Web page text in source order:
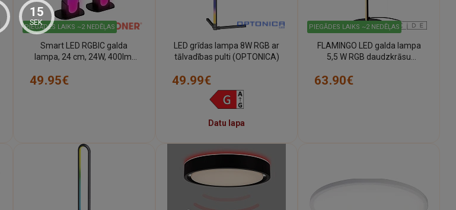
PIEGĀDES LAIKS ~2 NEDĒĻAS
Smart LED RGBIC galda
lampa, 24 cm, 24W, 400lm,
49.95€
LED grīdas lampa 8W RGB ar
tālvadības pulti (OPTONICA)
49.99€
Datu lapa
PIEGĀDES LAIKS ~2 NEDĒĻAS
FLAMINGO LED galda lampa
5,5 W RGB daudzkrāsu
63.90€
14
SEK.